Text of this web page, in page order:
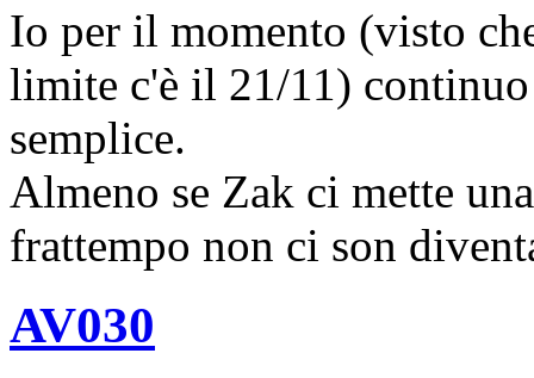
Io per il momento (visto
limite c'è il 21/11)
semplice.
Almeno se Zak ci mette
frattempo non ci son
AV030